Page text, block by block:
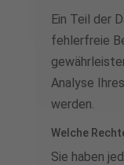
Ein Teil der
fehlerfreie
Analyse
werden.
Welche
Sie haben